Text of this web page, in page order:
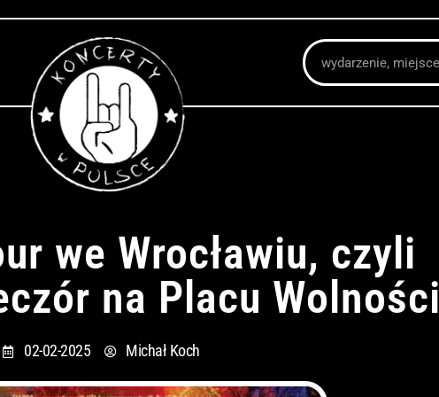
Szukaj
we Wrocławiu, czyli
na Placu Wolności
02-02-2025 Michał Koch